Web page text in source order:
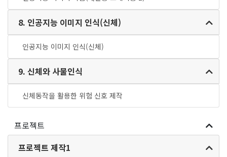
8. 인공지능 이미지 인식(신체)
인공지능 이미지 인식(신체)
9. 신체와 사물인식
신체동작을 활용한 위험 신호 제작
프로젝트
프로젝트 제작1